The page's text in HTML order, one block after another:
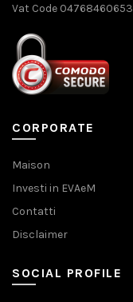
Vat Code 04768460653
CORPORATE
Maison
Investi in EVAeM
Contatti
Disclaimer
SOCIAL PROFILE